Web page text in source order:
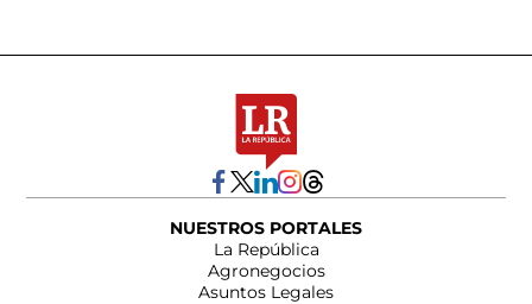
NUESTROS PORTALES
La República
Agronegocios
Asuntos Legales